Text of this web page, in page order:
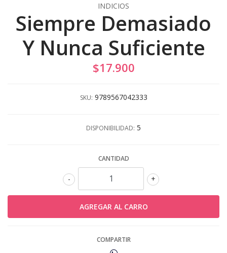
INDICIOS
Siempre Demasiado
Y Nunca Suficiente
$17.900
SKU: 9789567042333
DISPONIBILIDAD: 5
CANTIDAD
+
-
COMPARTIR